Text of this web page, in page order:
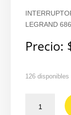
LEGRAND
Precio:
126 disponibles
futura